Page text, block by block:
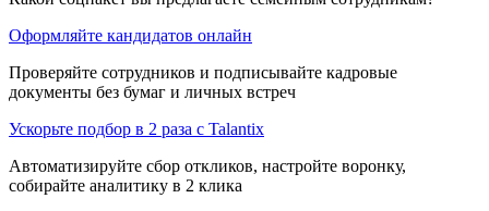
Оформляйте кандидатов онлайн
Проверяйте сотрудников и подписывайте кадровые
документы без бумаг и личных встреч
Ускорьте подбор в 2 раза с Talantix
Автоматизируйте сбор откликов, настройте воронку,
собирайте аналитику в 2 клика